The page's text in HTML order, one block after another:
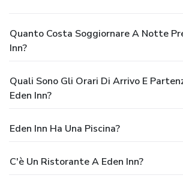
Quanto Costa Soggiornare A Notte
Inn?
Quali Sono Gli Orari Di Arrivo E
Eden Inn?
Eden Inn Ha Una Piscina?
C'è Un Ristorante A Eden Inn?